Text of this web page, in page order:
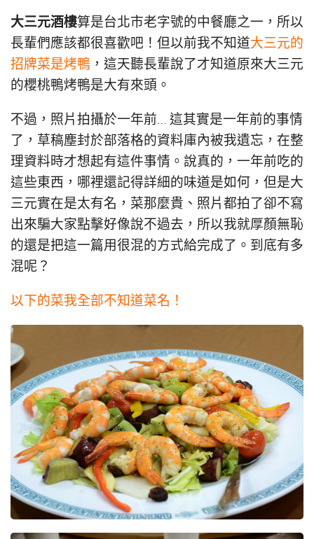
大三元酒樓算是台北市老字號的中餐廳之一，所以
長輩們應該都很喜歡吧！但以前我不知道大三元的
招牌菜是烤鴨 ，這天聽長輩說了才知道原來大三元
的櫻桃鴨烤鴨是大有來頭。
不過，照片拍攝於一年前… 這其實是一年前的事情
了，草稿塵封於部落格的資料庫內被我遺忘，在整
理資料時才想起有這件事情。說真的，一年前吃的
這些東西，哪裡還記得詳細的味道是如何，但是大
三元實在是太有名，菜那麼貴、照片都拍了卻不寫
出來騙大家點擊好像說不過去，所以我就厚顏無恥
的還是把這一篇用很混的方式給完成了。到底有多
混呢？
以下的菜我全部不知道菜名！